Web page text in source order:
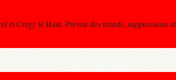
Cergy le Haut. Prévoir des retards, suppressions et